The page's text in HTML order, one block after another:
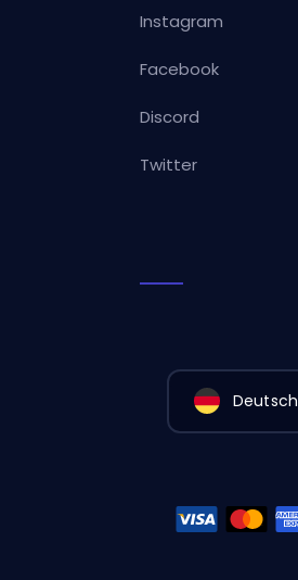
Instagram
Facebook
Discord
Twitter
Deutsch